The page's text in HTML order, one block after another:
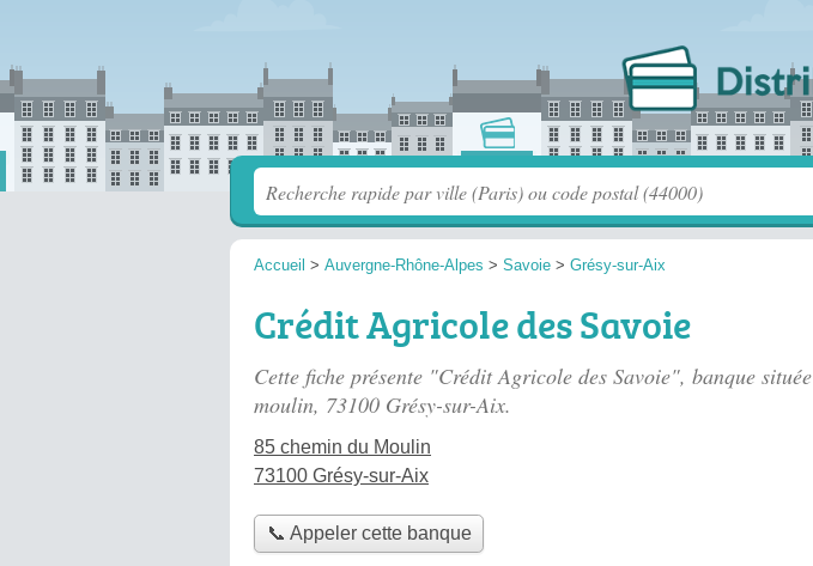
Accueil > Auvergne-Rhône-Alpes > Savoie > Grésy-sur-Aix
Crédit Agricole des Savoie
Cette fiche présente "Crédit Agricole des Savoie", banque située
moulin, 73100 Grésy-sur-Aix.
85 chemin du Moulin
73100 Grésy-sur-Aix
📞 Appeler cette banque